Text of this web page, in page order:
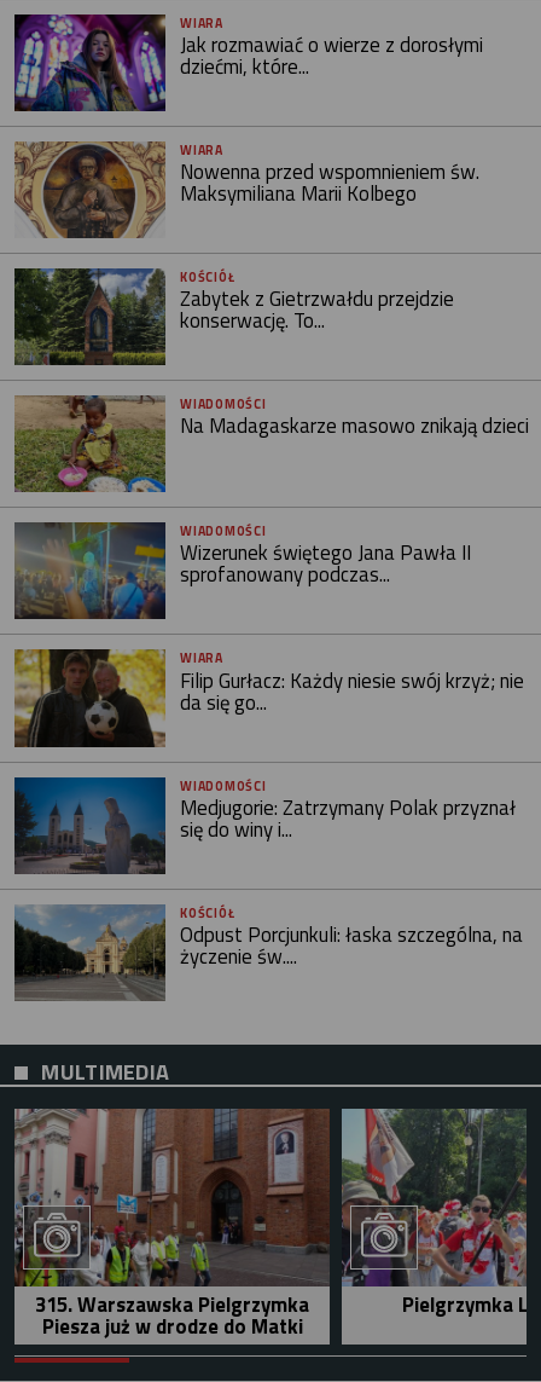
WIARA
Jak rozmawiać o wierze z dorosłymi
dziećmi, które...
WIARA
Nowenna przed wspomnieniem św.
Maksymiliana Marii Kolbego
KOŚCIÓŁ
Zabytek z Gietrzwałdu przejdzie
konserwację. To...
WIADOMOŚCI
Na Madagaskarze masowo znikają dzieci
WIADOMOŚCI
Wizerunek świętego Jana Pawła II
sprofanowany podczas...
WIARA
Filip Gurłacz: Każdy niesie swój krzyż; nie
da się go...
WIADOMOŚCI
Medjugorie: Zatrzymany Polak przyznał
się do winy i...
KOŚCIÓŁ
Odpust Porcjunkuli: łaska szczególna, na
życzenie św....
MULTIMEDIA
315. Warszawska Pielgrzymka
Piesza już w drodze do Matki
Pielgrzymka